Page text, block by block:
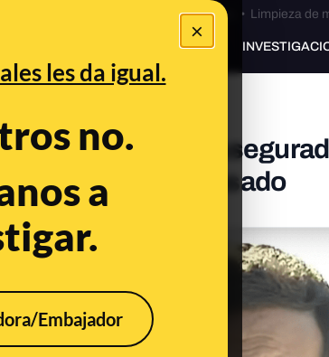
×
les da igual.
no.
a
Embajador
Bulos Ceuta • Limpieza de
PREBUNKING
Garzón haya
dice Pablo Casado